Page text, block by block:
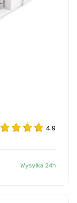
4.9
Wysyłka 24h